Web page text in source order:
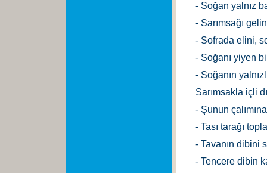
- Soğan yalnız
- Sarımsağı
- Sofrada elini,
- Soğanı yiyen
- Soğanın
Sarımsakla içli
- Şunun
- Tası tarağı
- Tavanın dibini
- Tencere dibin